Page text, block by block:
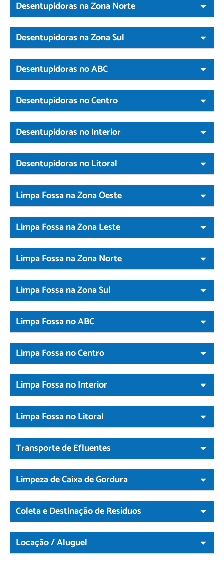
Desentupidoras na Zona Norte
Desentupidoras na Zona Sul
Desentupidoras no ABC
Desentupidoras no Centro
Desentupidoras no Interior
Desentupidoras no Litoral
Limpa Fossa na Zona Oeste
Limpa Fossa na Zona Leste
Limpa Fossa na Zona Norte
Limpa Fossa na Zona Sul
Limpa Fossa no ABC
Limpa Fossa no Centro
Limpa Fossa no Interior
Limpa Fossa no Litoral
Transporte de Efluentes
Limpeza de Caixa de Gordura
Coleta e Destinação de Resíduos
Locação / Aluguel